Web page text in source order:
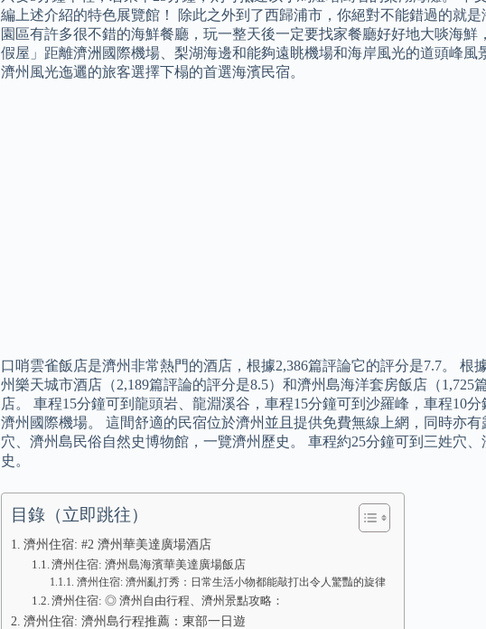
編上述介紹的特色展覽館！ 除此之外到了西歸浦市，你絕對不能錯過的就
園區有許多很不錯的海鮮餐廳，玩一整天後一定要找家餐廳好好地大啖海
假屋」距離濟洲國際機場、梨湖海邊和能夠遠眺機場和海岸風光的道頭峰
濟州風光迤邐的旅客選擇下榻的首選海濱民宿。
口哨雲雀飯店是濟州非常熱門的酒店，根據2,386篇評論它的評分是7.7。 根
州樂天城市酒店（2,189篇評論的評分是8.5）和濟州島海洋套房飯店（1,725
店。 車程15分鐘可到龍頭岩、龍淵溪谷，車程15分鐘可到沙羅峰，車程10
濟州國際機場。 這間舒適的民宿位於濟州並且提供免費無線上網，同時亦
穴、濟州島民俗自然史博物館，一覽濟州歷史。 車程約25分鐘可到三姓穴
史。
目錄（立即跳往）
濟州住宿: #2 濟州華美達廣場酒店
濟州住宿: 濟州島海濱華美達廣場飯店
濟州住宿: 濟州亂打秀：日常生活小物都能敲打出令人驚豔的旋律
濟州住宿: ◎ 濟州自由行程、濟州景點攻略：
濟州住宿: 濟州島行程推薦：東部一日遊